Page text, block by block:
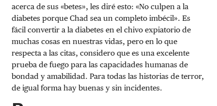
acerca de sus «betes», les diré esto: «No culpen a la
diabetes porque Chad sea un completo imbécil». Es
fácil convertir a la diabetes en el chivo expiatorio de
muchas cosas en nuestras vidas, pero en lo que
respecta a las citas, considero que es una excelente
prueba de fuego para las capacidades humanas de
bondad y amabilidad. Para todas las historias de terror,
de igual forma hay buenas y sin incidentes.